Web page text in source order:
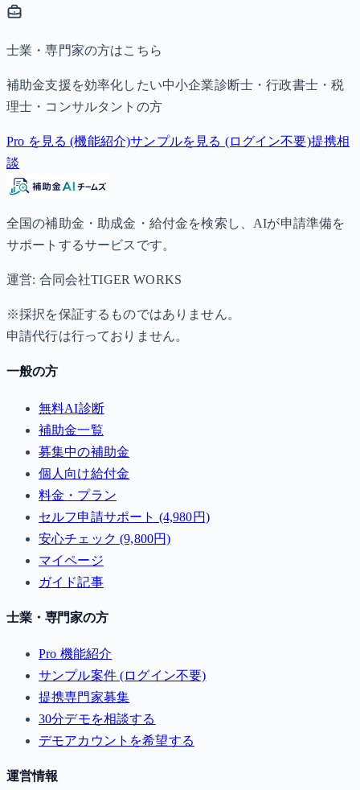
士業・専門家の方はこちら
補助金支援を効率化したい中小企業診断士・行政書士・税
理士・コンサルタントの方
Pro を見る (機能紹介)サンプルを見る (ログイン不要)提携相
談
全国の補助金・助成金・給付金を検索し、AIが申請準備を
サポートするサービスです。
運営: 合同会社TIGER WORKS
※採択を保証するものではありません。
申請代行は行っておりません。
一般の方
無料AI診断
補助金一覧
募集中の補助金
個人向け給付金
料金・プラン
セルフ申請サポート (4,980円)
安心チェック (9,800円)
マイページ
ガイド記事
士業・専門家の方
Pro 機能紹介
サンプル案件 (ログイン不要)
提携専門家募集
30分デモを相談する
デモアカウントを希望する
運営情報